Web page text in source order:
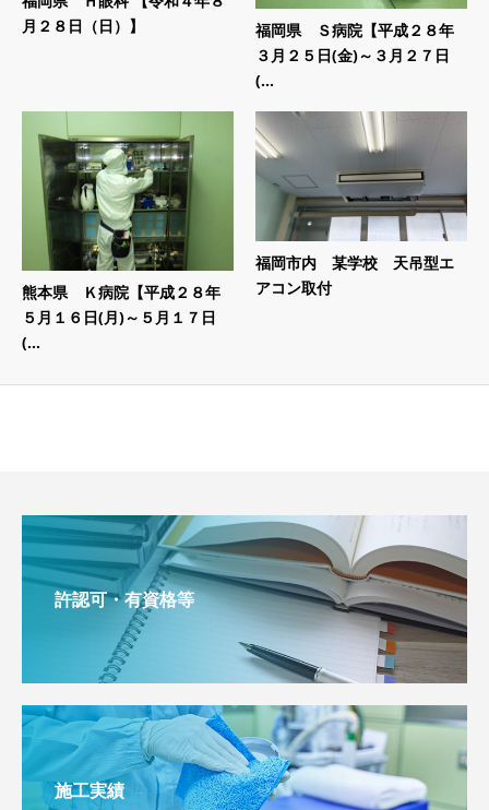
月２８日（日）】
福岡県 Ｓ病院【平成２８年
３月２５日(金)～３月２７日
(...
熊本県 Ｋ病院【平成２８年
５月１６日(月)～５月１７日
(...
福岡市内 某学校 天吊型エ
アコン取付
許認可・有資格等
施工実績